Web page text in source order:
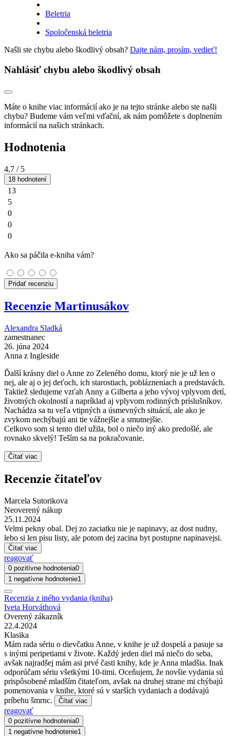
Beletria
Spoločenská beletria
Našli ste chybu alebo škodlivý obsah? Dajte nám, prosím, vedieť!
Nahlásiť chybu alebo škodlivý obsah
Máte o knihe viac informácií ako je na tejto stránke alebo ste našli
chybu? Budeme vám veľmi vďační, ak nám pomôžete s doplnením
informácií na našich stránkach.
Hodnotenia
4,7 / 5
18 hodnotení
13
5
0
0
0
Ako sa páčila e-kniha vám?
Pridať recenziu
Recenzie Martinusákov
Alexandra Sladká
zamestnanec
26. júna 2024
Anna z Ingleside
Ďalší krásny diel o Anne zo Zeleného domu, ktorý nie je už len o
nej, ale aj o jej deťoch, ich starostiach, poblázneniach a predstavách.
Taktiež sledujeme vzťah Anny a Gilberta a jeho vývoj vplyvom detí,
životných okolností a napríklad aj vplyvom rodinných príslušníkov.
Nachádza sa tu veľa vtipných a úsmevných situácií, ale ako je
zvykom nechýbajú ani tie vážnejšie a smutnejšie.
Celkovo som si tento diel užila, bol o niečo iný ako predošlé, ale
rovnako skvelý! Teším sa na pokračovanie.
Čítať viac
Recenzie čitateľov
Marcela Sutorikova
Neoverený nákup
25.11.2024
Velmi pekny obal. Dej zo zaciatku nie je napinavy, az dost nudny,
lebo si len pisu listy, ale potom dej zacina byt postupne napinavejsi.
Čítať viac
reagovať
0 pozitívne hodnotenia0
1 negatívne hodnotenie1
Recenzia z iného vydania (kniha)
Iveta Horváthová
Overený zákazník
22.4.2024
Klasika
Mám rada sériu o dievčatku Anne, v knihe je už dospelá a pasuje sa
s inými peripetiami v živote. Každý jeden diel má niečo do seba,
avšak najradšej mám asi prvé časti knihy, kde je Anna mladšia. Inak
odporúčam sériu všetkými 10-timi. Oceňujem, že novšie vydania sú
prispôsobené mladším čitateľom, avšak na druhej strane mi chýbajú
pomenovania v knihe, ktoré sú v starších vydaniach a dodávajú
príbehu šmrnc.
Čítať viac
reagovať
0 pozitívne hodnotenia0
1 negatívne hodnotenie1